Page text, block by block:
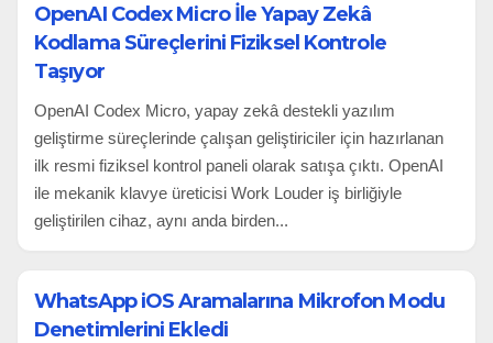
OpenAI Codex Micro İle Yapay Zekâ
Kodlama Süreçlerini Fiziksel Kontrole
Taşıyor
OpenAI Codex Micro, yapay zekâ destekli yazılım
geliştirme süreçlerinde çalışan geliştiriciler için hazırlanan
ilk resmi fiziksel kontrol paneli olarak satışa çıktı. OpenAI
ile mekanik klavye üreticisi Work Louder iş birliğiyle
geliştirilen cihaz, aynı anda birden...
WhatsApp iOS Aramalarına Mikrofon Modu
Denetimlerini Ekledi